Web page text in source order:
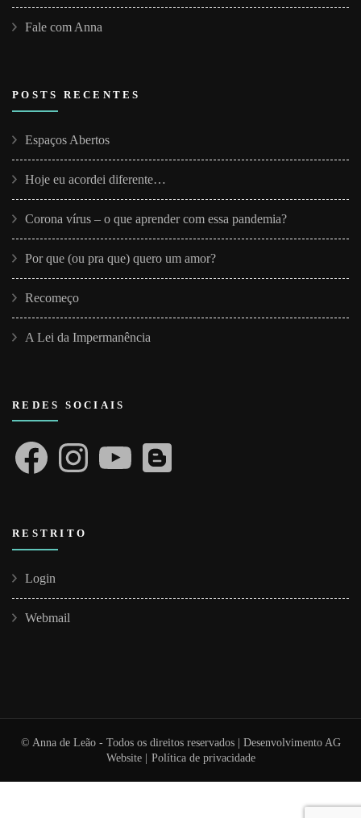
Fale com Anna
POSTS RECENTES
Espaços Abertos
Hoje eu acordei diferente…
Corona vírus – o que aprender com essa pandemia?
Por que (ou pra que) quero um amor?
Recomeço
A Lei da Impermanência
REDES SOCIAIS
FacebookInstagramYouTube Blogger
RESTRITO
Login
Webmail
© Anna de Leão - Todos os direitos reservados | Desenvolvimento AG
Website| Política de privacidade